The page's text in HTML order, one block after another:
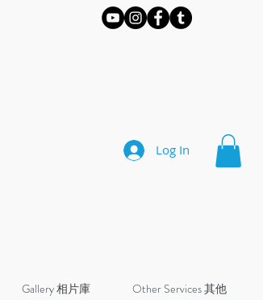
Log In
Gallery 相片庫 Other Services 其他